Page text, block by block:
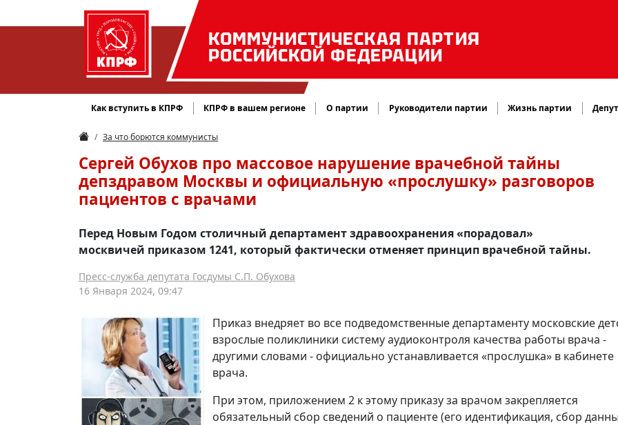
КОММУНИСТИЧЕСКАЯ ПАРТИЯ
РОССИЙСКОЙ ФЕДЕРАЦИИ
Как вступить в КПРФ КПРФ в вашем регионе О партии Руководители партии Жизнь партии
За что борются коммунисты
Сергей Обухов про массовое нарушение врачебной тайны
депздравом Москвы и официальную «прослушку» разговоров
пациентов с врачами
Перед Новым Годом столичный департамент здравоохранения «порадовал»
москвичей приказом 1241, который фактически отменяет принцип врачебной тайны.
Пресс-служба депутата Госдумы С.П. Обухова
16 Января 2024, 09:47
Приказ внедряет во все подведомственные департаменту московские
взрослые поликлиники систему аудиоконтроля качества работы врача -
другими словами - официально устанавливается «прослушка» в кабинете
врача.
При этом, приложением 2 к этому приказу за врачом закрепляется
обязательный сбор сведений о пациенте (его идентификация, сбор